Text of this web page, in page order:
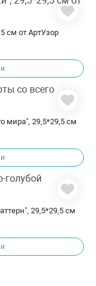
см от АртУзор
мира", 29,5*29,5 см
29,5*29,5 см